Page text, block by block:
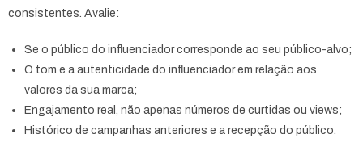
consistentes. Avalie:
Se o público do influenciador corresponde ao seu público-alvo;
O tom e a autenticidade do influenciador em relação aos
valores da sua marca;
Engajamento real, não apenas números de curtidas ou views;
Histórico de campanhas anteriores e a recepção do público.